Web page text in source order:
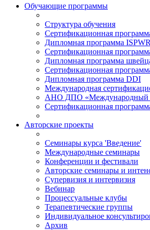
Обучающие программы
Структура обучения
Сертификационная
Дипломная программа
Сертификационная
Дипломная программа
Сертификационная
Дипломная программа DDI
Международная
АНО ДПО «Международный
Сертификационная
Авторские проекты
Семинары курса 'Введение'
Международные семинары
Конференции и фестивали
Авторские семинары и
Супервизия и интервизия
Вебинар
Процессуальные клубы
Терапевтические группы
Индивидуальное
Архив